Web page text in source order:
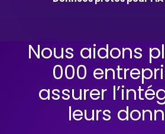
Nous aidons
000
assurer
leurs